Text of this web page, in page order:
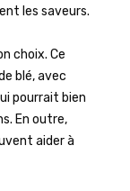
les saveurs.
choix. Ce
blé, avec
pourrait bien
En outre,
aider à